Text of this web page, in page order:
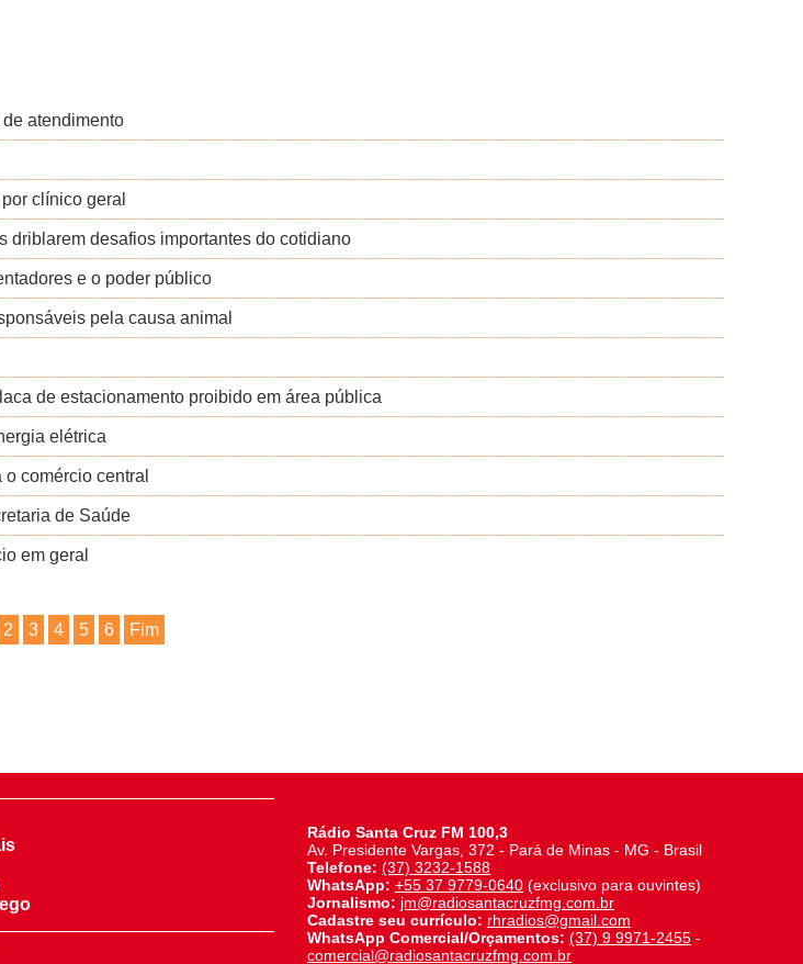
atendimento
clínico geral
driblarem desafios importantes do cotidiano
e o poder público
pela causa animal
de estacionamento proibido em área pública
elétrica
comércio central
de Saúde
em geral
2 3 4 5 6 Fim
Rádio Santa Cruz FM 100,3
Av. Presidente Vargas, 372 - Pará de Minas - MG - Brasil
Telefone: (37) 3232-1588
WhatsApp: +55 37 9779-0640 (exclusivo para ouvintes)
Jornalismo: jm@radiosantacruzfmg.com.br
Cadastre seu currículo: rhradios@gmail.com
WhatsApp Comercial/Orçamentos: (37) 9 9971-2455 -
comercial@radiosantacruzfmg.com.br